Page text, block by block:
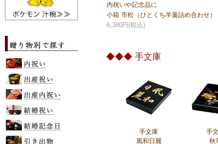
内祝いや記念品に
小箱 市松（ひとくち羊羹詰め合わせ）
6,380円(税込)
◆◆◆ 手文庫
手文庫
風和日麗
手
秋